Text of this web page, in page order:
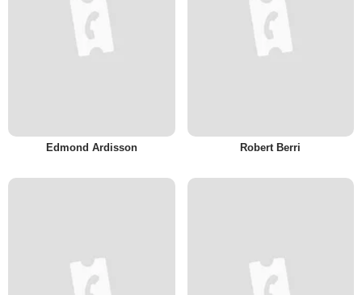
Edmond Ardisson Robert Berri